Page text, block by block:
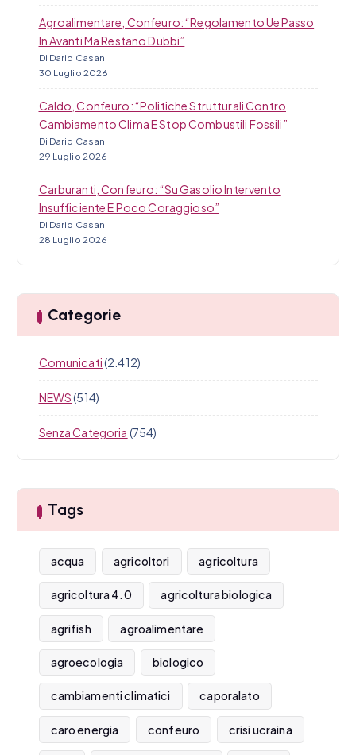
Agroalimentare, Confeuro: “Regolamento Ue Passo
In Avanti Ma Restano Dubbi”
Di Dario Casani
30 Luglio 2026
Caldo, Confeuro: “Politiche Strutturali Contro
Cambiamento Clima E Stop Combustili Fossili”
Di Dario Casani
29 Luglio 2026
Carburanti, Confeuro: “Su Gasolio Intervento
Insufficiente E Poco Coraggioso”
Di Dario Casani
28 Luglio 2026
Categorie
Comunicati(2.412)
NEWS(514)
Senza Categoria (754)
Tags
acqua agricoltori agricoltura
agricoltura 4.0 agricoltura biologica
agrifish agroalimentare
agroecologia biologico
cambiamenti climatici caporalato
caro energia confeuro crisi ucraina